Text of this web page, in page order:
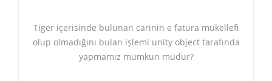
Tiger içerisinde bulunan carinin e fatura mükellefi
olup olmadığını bulan işlemi unity object tarafında
yapmamız mümkün müdür?